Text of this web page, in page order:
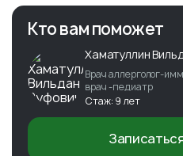
Кто вам поможет
Хаматуллин
Врач аллерголог-
врач -педиатр
Стаж: 9 лет